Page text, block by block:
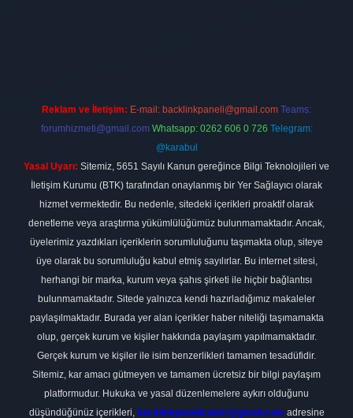
Reklam ve İletişim: E-mail: backlinkpaneli@gmail.com Teams:
forumhizmeti@gmail.com Whatsapp: 0262 606 0 726 Telegram:
@karabul
Yasal Uyarı: Sitemiz, 5651 Sayılı Kanun gereğince Bilgi Teknolojileri ve
İletişim Kurumu (BTK) tarafından onaylanmış bir Yer Sağlayıcı olarak
hizmet vermektedir. Bu nedenle, sitedeki içerikleri proaktif olarak
denetleme veya araştırma yükümlülüğümüz bulunmamaktadır. Ancak,
üyelerimiz yazdıkları içeriklerin sorumluluğunu taşımakta olup, siteye
üye olarak bu sorumluluğu kabul etmiş sayılırlar. Bu internet sitesi,
herhangi bir marka, kurum veya şahıs şirketi ile hiçbir bağlantısı
bulunmamaktadır. Sitede yalnızca kendi hazırladığımız makaleler
paylaşılmaktadır. Burada yer alan içerikler haber niteliği taşımamakta
olup, gerçek kurum ve kişiler hakkında paylaşım yapılmamaktadır.
Gerçek kurum ve kişiler ile isim benzerlikleri tamamen tesadüfidir.
Sitemiz, kar amacı gütmeyen ve tamamen ücretsiz bir bilgi paylaşım
platformudur. Hukuka ve yasal düzenlemelere aykırı olduğunu
düşündüğünüz içerikleri, backlinkpanelicomtr@gmail.com adresine